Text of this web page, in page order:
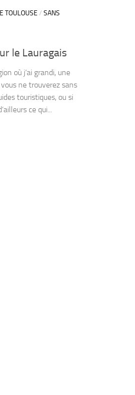
TOULOUSE / SANS
le Lauragais
où j’ai grandi, une
ne trouverez sans
touristiques, ou si
ce qui...